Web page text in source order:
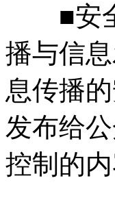
■安全
播与信
息传播
发布给
控制的内